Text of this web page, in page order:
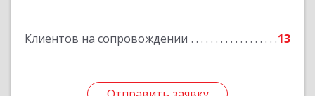
Клиентов на сопровождении 13
Подробнее